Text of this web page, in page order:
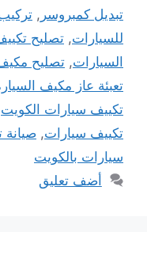
تبديل كمبروسر ,
للسيارات, تصليح
السيارات, تصليح
تعبئة عاز مكيف
تكييف سيارات الكويت
تكييف سيارات, صيانة
سيارات بالكويت
أضف تعليق